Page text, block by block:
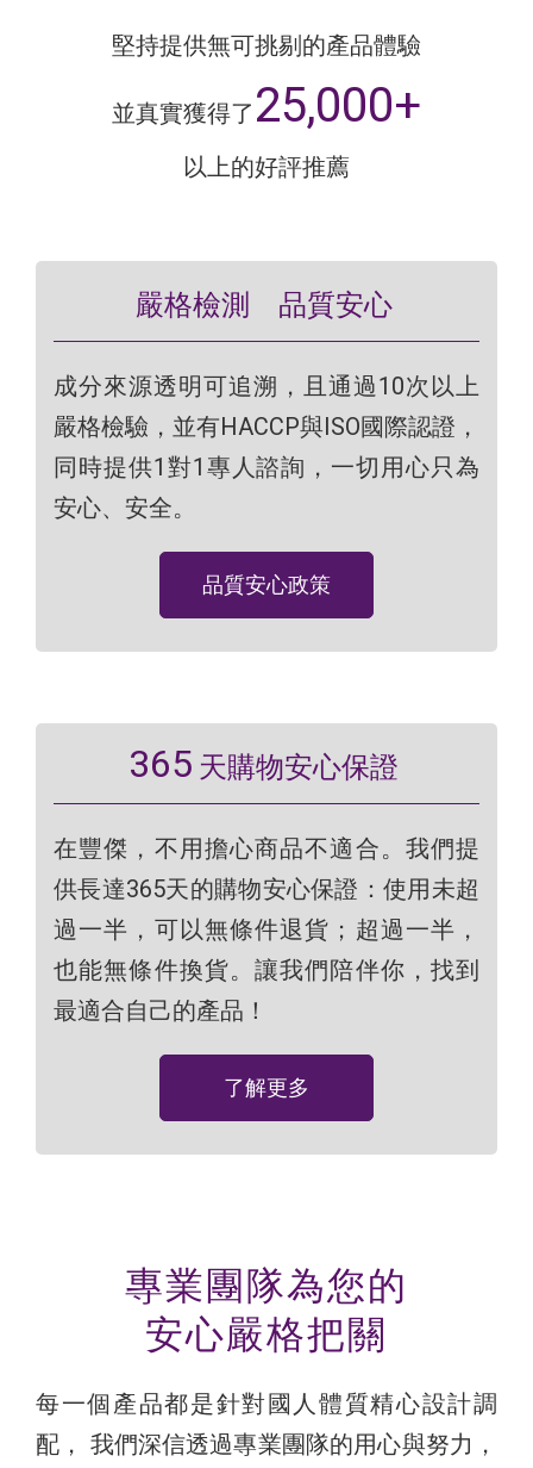
堅持提供無可挑剔的產品體驗
並真實獲得了 25,000+
以上的好評推薦
嚴格檢測 品質安心
成分來源透明可追溯，且通過10次以上
嚴格檢驗，並有HACCP與ISO國際認證，
同時提供1對1專人諮詢，一切用心只為
安心、安全。
品質安心政策
365 天購物安心保證
在豐傑，不用擔心商品不適合。我們提
供長達365天的購物安心保證：使用未超
過一半，可以無條件退貨；超過一半，
也能無條件換貨。讓我們陪伴你，找到
最適合自己的產品！
了解更多
專業團隊為您的
安心嚴格把關
每一個產品都是針對國人體質精心設計調
配 ， 我們深信透過專業團隊的用心與努力 ，